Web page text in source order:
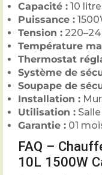
Capacité : 10
Puissance :
Tension :
Température
Thermostat
Système de
Soupape de
Installation :
Utilisation :
Garantie : 01
FAQ –
10L 1500W